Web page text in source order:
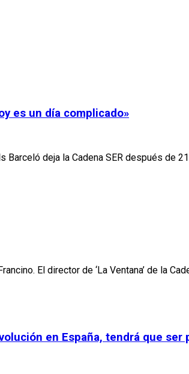
es un día complicado»
deja la Cadena SER después de
El director de ‘La Ventana’ de la
en España, tendrá que ser